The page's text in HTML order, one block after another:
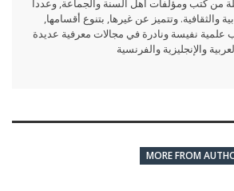
من كتب ومؤلفات أهل السنة والجماعة, وعددا
والثقافية. وتتميز عن غيرها, بتنوع أقسامها,
علمية نفيسة ونادرة في مجالات معرفية عديدة
والإنجليزية والفرنسية
MORE FROM